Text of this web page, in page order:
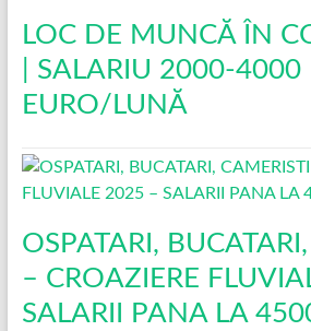
LOC DE MUNCĂ ÎN
| SALARIU 2000-4000
EURO/LUNĂ
OSPATARI,
– CROAZIERE
SALARII PANA LA